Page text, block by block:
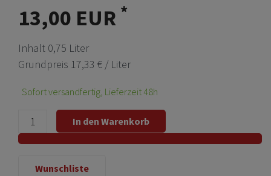
13,00 EUR *
Inhalt 0,75 Liter
Grundpreis 17,33 € / Liter
Sofort versandfertig, Lieferzeit 48h
In den Warenkorb
Wunschliste